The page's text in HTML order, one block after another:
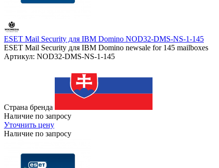
ESET Mail Security для IBM Domino NOD32-DMS-NS-1-145
ESET Mail Security для IBM Domino newsale for 145 mailboxes
Артикул: NOD32-DMS-NS-1-145
Страна бренда
Наличие по запросу
Уточнить цену
Наличие по запросу